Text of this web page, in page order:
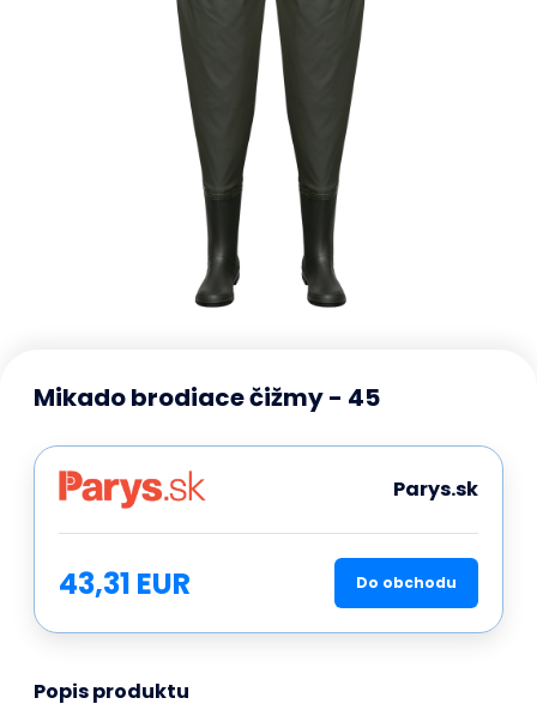
Mikado brodiace čižmy - 45
Parys.sk
43,31 EUR Do obchodu
Popis produktu